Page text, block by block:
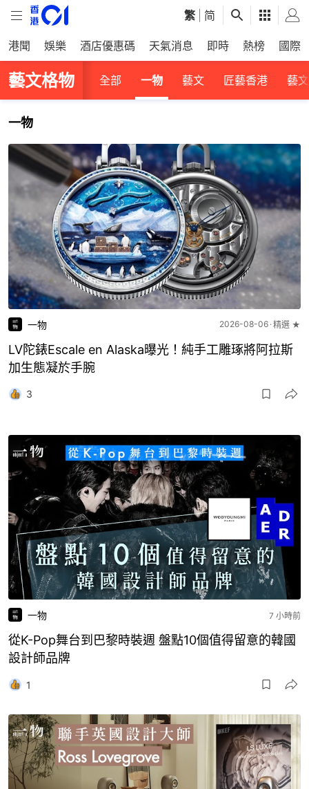
繁 简
港聞 娛樂 酒店優惠碼 天氣消息 即時 熱榜 國際
藝文格物 全部 一物 藝文 匠藝香港 藝
一物
一物 2026-08-06 精選 ★
LV陀錶Escale en Alaska曝光！純手工雕琢將阿拉斯
加生態凝於手腕
3
一物 7 小時前
從K-Pop舞台到巴黎時裝週 盤點10個值得留意的韓國
設計師品牌
1